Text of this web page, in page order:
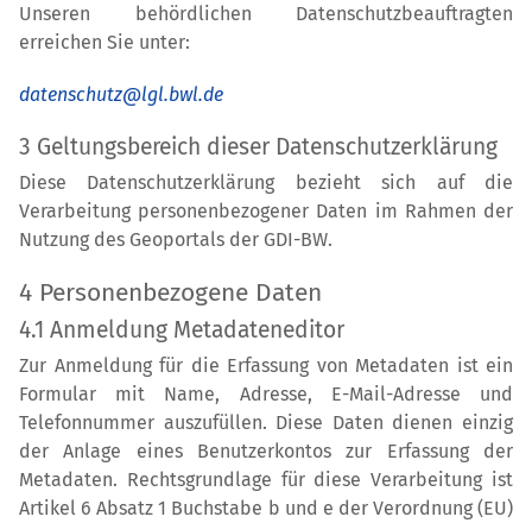
Unseren behördlichen Datenschutzbeauftragten
erreichen Sie unter:
datenschutz@lgl.bwl.de
3 Geltungsbereich dieser Datenschutzerklärung
Diese Datenschutzerklärung bezieht sich auf die
Verarbeitung personenbezogener Daten im Rahmen der
Nutzung des Geoportals der GDI-BW.
4 Personenbezogene Daten
4.1 Anmeldung Metadateneditor
Zur Anmeldung für die Erfassung von Metadaten ist ein
Formular mit Name, Adresse, E-Mail-Adresse und
Telefonnummer auszufüllen. Diese Daten dienen einzig
der Anlage eines Benutzerkontos zur Erfassung der
Metadaten. Rechtsgrundlage für diese Verarbeitung ist
Artikel 6 Absatz 1 Buchstabe b und e der Verordnung (EU)